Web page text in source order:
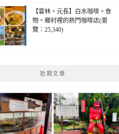
【雲林。元長】白水咖啡。食
物。鄉村裡的熱門咖啡店(瀏
覽：25,340)
近期文章